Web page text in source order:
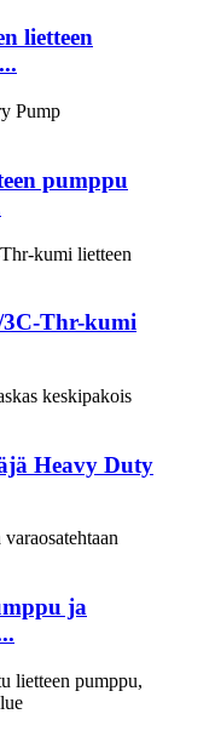
lietteen
pumppu
3C-Thr-kumi
Heavy Duty
ja